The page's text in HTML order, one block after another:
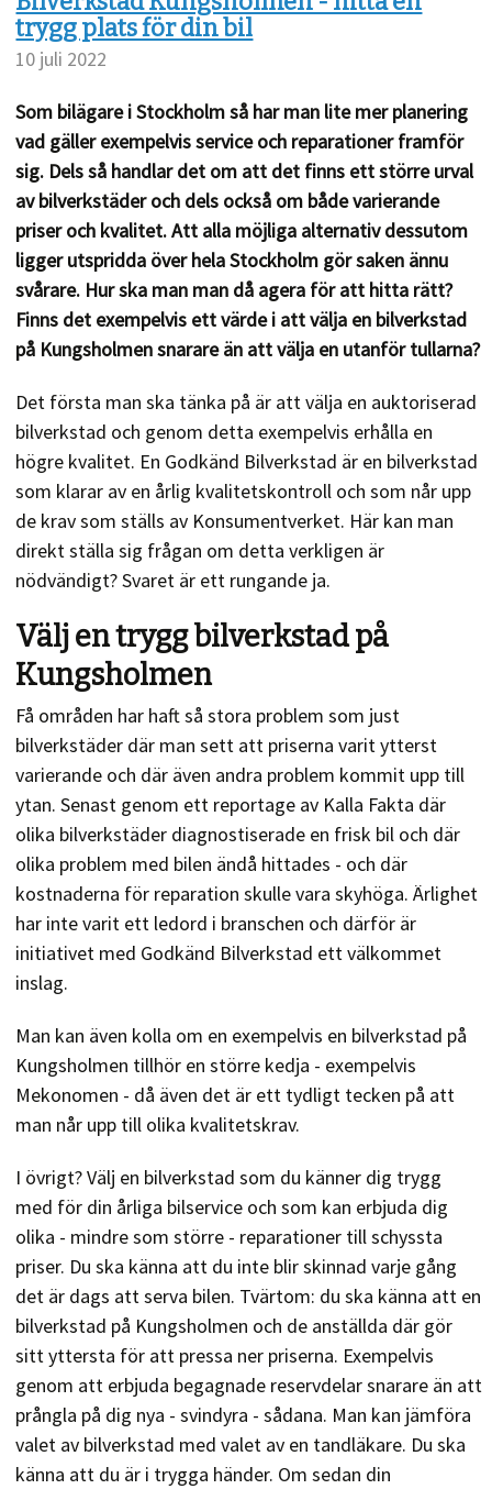
trygg plats för din bil
10 juli 2022
Som bilägare i Stockholm så har man lite mer planering
vad gäller exempelvis service och reparationer framför
sig. Dels så handlar det om att det finns ett större urval
av bilverkstäder och dels också om både varierande
priser och kvalitet. Att alla möjliga alternativ dessutom
ligger utspridda över hela Stockholm gör saken ännu
svårare. Hur ska man man då agera för att hitta rätt?
Finns det exempelvis ett värde i att välja en bilverkstad
på Kungsholmen snarare än att välja en utanför tullarna?
Det första man ska tänka på är att välja en auktoriserad
bilverkstad och genom detta exempelvis erhålla en
högre kvalitet. En Godkänd Bilverkstad är en bilverkstad
som klarar av en årlig kvalitetskontroll och som når upp
de krav som ställs av Konsumentverket. Här kan man
direkt ställa sig frågan om detta verkligen är
nödvändigt? Svaret är ett rungande ja.
Välj en trygg bilverkstad på
Kungsholmen
Få områden har haft så stora problem som just
bilverkstäder där man sett att priserna varit ytterst
varierande och där även andra problem kommit upp till
ytan. Senast genom ett reportage av Kalla Fakta där
olika bilverkstäder diagnostiserade en frisk bil och där
olika problem med bilen ändå hittades - och där
kostnaderna för reparation skulle vara skyhöga. Ärlighet
har inte varit ett ledord i branschen och därför är
initiativet med Godkänd Bilverkstad ett välkommet
inslag.
Man kan även kolla om en exempelvis en bilverkstad på
Kungsholmen tillhör en större kedja - exempelvis
Mekonomen - då även det är ett tydligt tecken på att
man når upp till olika kvalitetskrav.
I övrigt? Välj en bilverkstad som du känner dig trygg
med för din årliga bilservice och som kan erbjuda dig
olika - mindre som större - reparationer till schyssta
priser. Du ska känna att du inte blir skinnad varje gång
det är dags att serva bilen. Tvärtom: du ska känna att en
bilverkstad på Kungsholmen och de anställda där gör
sitt yttersta för att pressa ner priserna. Exempelvis
genom att erbjuda begagnade reservdelar snarare än att
prångla på dig nya - svindyra - sådana. Man kan jämföra
valet av bilverkstad med valet av en tandläkare. Du ska
känna att du är i trygga händer. Om sedan din